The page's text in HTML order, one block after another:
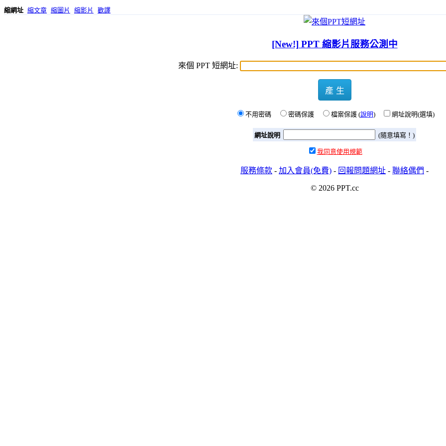
縮網址 縮文章 縮圖片 縮影片 歡譯
[New!] PPT 縮影片服務公測中
來個 PPT 短網址:
產 生
不用密碼 密碼保護 檔案保護 (說明) 網址說明(選填)
網址說明 (隨意填寫！)
我同意使用規範
服務條款 - 加入會員(免費) - 回報問題網址 - 聯絡偶們 -
© 2026 PPT.cc